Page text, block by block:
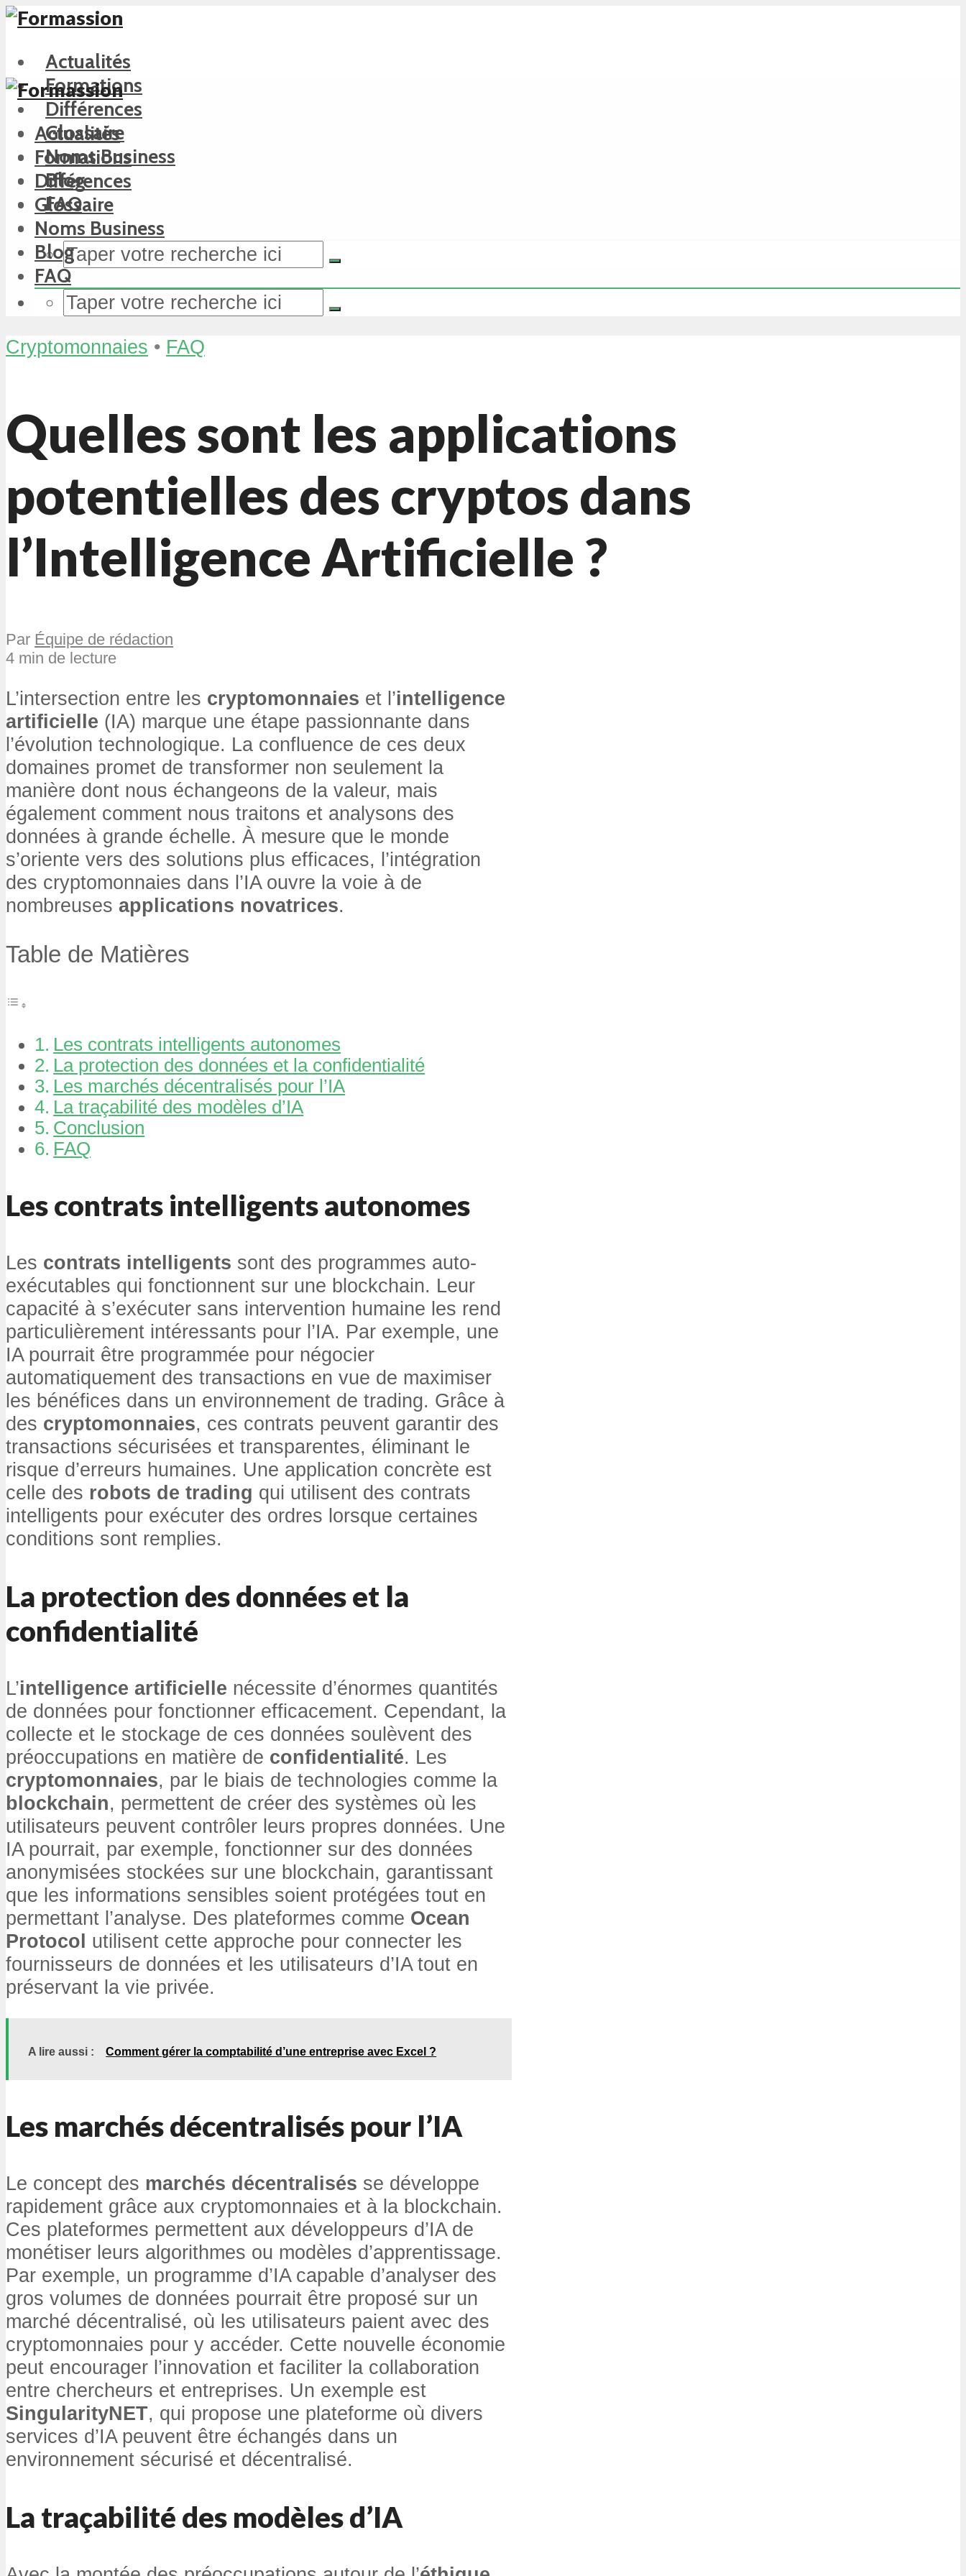
Actualités
Formations
Différences
Glossaire
Noms Business
Blog
FAQ
Actualités
Formations
Différences
Glossaire
Noms Business
Blog
FAQ
Cryptomonnaies • FAQ
Quelles sont les applications
potentielles des cryptos dans
l’Intelligence Artificielle ?
Par Équipe de rédaction
4 min de lecture
L’intersection entre les cryptomonnaies et l’intelligence
artificielle (IA) marque une étape passionnante dans
l’évolution technologique. La confluence de ces deux
domaines promet de transformer non seulement la
manière dont nous échangeons de la valeur, mais
également comment nous traitons et analysons des
données à grande échelle. À mesure que le monde
s’oriente vers des solutions plus efficaces, l’intégration
des cryptomonnaies dans l’IA ouvre la voie à de
nombreuses applications novatrices.
Table de Matières
Les contrats intelligents autonomes
La protection des données et la confidentialité
Les marchés décentralisés pour l’IA
La traçabilité des modèles d’IA
Conclusion
FAQ
Lescontrats intelligentsautonomes
Les contrats intelligents sont des programmes auto-
exécutables qui fonctionnent sur une blockchain. Leur
capacité à s’exécuter sans intervention humaine les rend
particulièrement intéressants pour l’IA. Par exemple, une
IA pourrait être programmée pour négocier
automatiquement des transactions en vue de maximiser
les bénéfices dans un environnement de trading. Grâce à
des cryptomonnaies, ces contrats peuvent garantir des
transactions sécurisées et transparentes, éliminant le
risque d’erreurs humaines. Une application concrète est
celle des robots de trading qui utilisent des contrats
intelligents pour exécuter des ordres lorsque certaines
conditions sont remplies.
La protection des donnéeset la
confidentialité
L’intelligence artificielle nécessite d’énormes quantités
de données pour fonctionner efficacement. Cependant, la
collecte et le stockage de ces données soulèvent des
préoccupations en matière de confidentialité. Les
cryptomonnaies, par le biais de technologies comme la
blockchain, permettent de créer des systèmes où les
utilisateurs peuvent contrôler leurs propres données. Une
IA pourrait, par exemple, fonctionner sur des données
anonymisées stockées sur une blockchain, garantissant
que les informations sensibles soient protégées tout en
permettant l’analyse. Des plateformes comme Ocean
Protocol utilisent cette approche pour connecter les
fournisseurs de données et les utilisateurs d’IA tout en
préservant la vie privée.
A lire aussi : Comment gérer la comptabilité d’une entreprise avec Excel ?
Les marchés décentralisés pour l’IA
Le concept des marchés décentralisés se développe
rapidement grâce aux cryptomonnaies et à la blockchain.
Ces plateformes permettent aux développeurs d’IA de
monétiser leurs algorithmes ou modèles d’apprentissage.
Par exemple, un programme d’IA capable d’analyser des
gros volumes de données pourrait être proposé sur un
marché décentralisé, où les utilisateurs paient avec des
cryptomonnaies pour y accéder. Cette nouvelle économie
peut encourager l’innovation et faciliter la collaboration
entre chercheurs et entreprises. Un exemple est
SingularityNET, qui propose une plateforme où divers
services d’IA peuvent être échangés dans un
environnement sécurisé et décentralisé.
La traçabilité des modèles d’IA